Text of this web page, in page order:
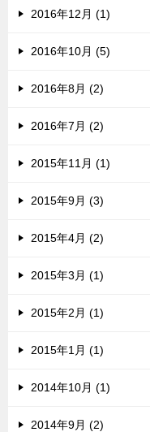
2016年12月 (1)
2016年10月 (5)
2016年8月 (2)
2016年7月 (2)
2015年11月 (1)
2015年9月 (3)
2015年4月 (2)
2015年3月 (1)
2015年2月 (1)
2015年1月 (1)
2014年10月 (1)
2014年9月 (2)